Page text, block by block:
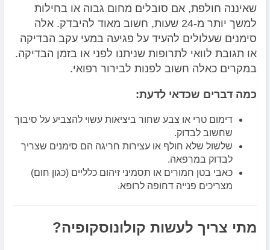
שאיננה חולפת, אם סובלים מחום גבוה או בחילות
למשך יותר מ-24 שעות, חשוב מאוד להיבדק.
אלה
סימנים שעלולים להעיד על פגיעה במעי עקב הבדיקה
או תגובת לוואי לתרופות שניתנו לפני או בזמן הבדיקה.
במקרים כאלה חשוב לפנות לבירור רפואי.
כמה דברים שכדאי לדעת:
דימום טרי או צבע שחור ביציאות עשוי להצביע על סיבוך
שחשוב לבדוק.
שלשול שלא חולף או עצירות חריגה הם סימנים שצריך
לבדוק במרפאה.
כאבי בטן חמורים או תסמיני זיהום כלליים (כגון חום)
מצריכים פנייה דחופה לרופא.
מתי צריך לעשות קולונוסקופיה?